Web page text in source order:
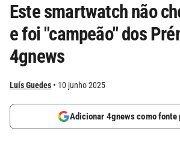
Este smartwatch não
e foi "campeão" dos
4gnews
Luís Guedes 10 junho 2025
Adicionar 4gnews como fonte